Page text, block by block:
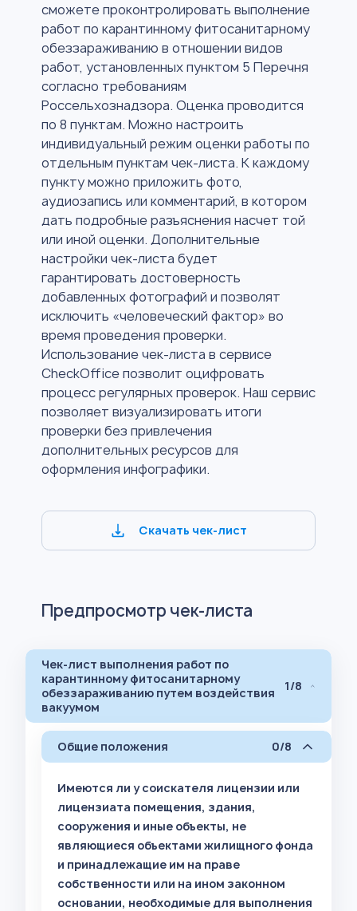
сможете проконтролировать выполнение
работ по карантинному фитосанитарному
обеззараживанию в отношении видов
работ, установленных пунктом 5 Перечня
согласно требованиям
Россельхознадзора. Оценка проводится
по 8 пунктам. Можно настроить
индивидуальный режим оценки работы по
отдельным пунктам чек-листа. К каждому
пункту можно приложить фото,
аудиозапись или комментарий, в котором
дать подробные разъяснения насчет той
или иной оценки. Дополнительные
настройки чек-листа будет
гарантировать достоверность
добавленных фотографий и позволят
исключить «человеческий фактор» во
время проведения проверки.
Использование чек-листа в сервисе
CheckOffice позволит оцифровать
процесс регулярных проверок. Наш сервис
позволяет визуализировать итоги
проверки без привлечения
дополнительных ресурсов для
оформления инфографики.
Скачать чек-лист
Предпросмотр чек-листа
Чек-лист выполнения работ по
карантинному фитосанитарному
обеззараживанию путем воздействия
вакуумом
1/8
Общие положения 0/8
Имеются ли у соискателя лицензии или
лицензиата помещения, здания,
сооружения и иные объекты, не
являющиеся объектами жилищного фонда
и принадлежащие им на праве
собственности или на ином законном
основании, необходимые для выполнения